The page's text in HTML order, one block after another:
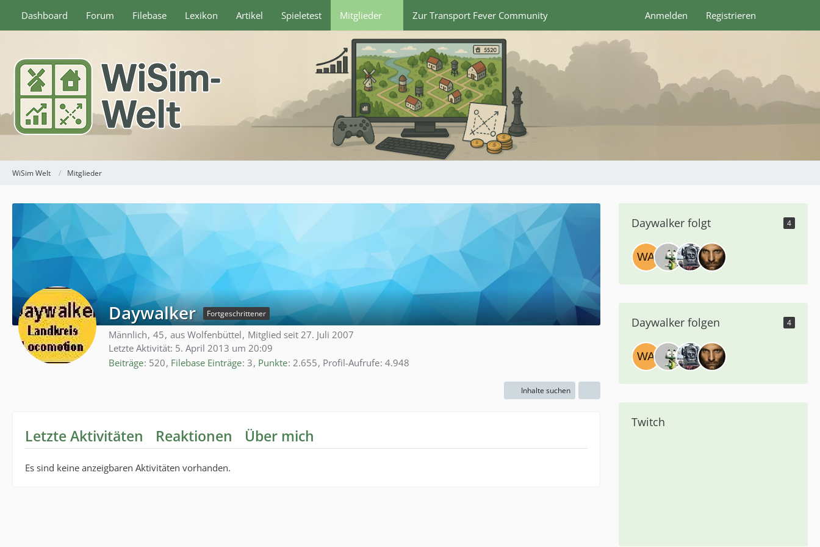
Dashboard Forum Filebase Lexikon Artikel Spieletest Mitglieder Zur Transport Fever Community Anmelden Registrieren
WiSim Welt Mitglieder
Daywalker Fortgeschrittener
Männlich 45 aus Wolfenbüttel Mitglied seit 27. Juli 2007
Letzte Aktivität: 5. April 2013 um 20:09
Beiträge 520 Filebase Einträge 3 Punkte 2.655 Profil-Aufrufe 4.948
Inhalte suchen
Letzte Aktivitäten Reaktionen Über mich
Es sind keine anzeigbaren Aktivitäten vorhanden.
Daywalker folgt 4
Daywalker folgen 4
Twitch